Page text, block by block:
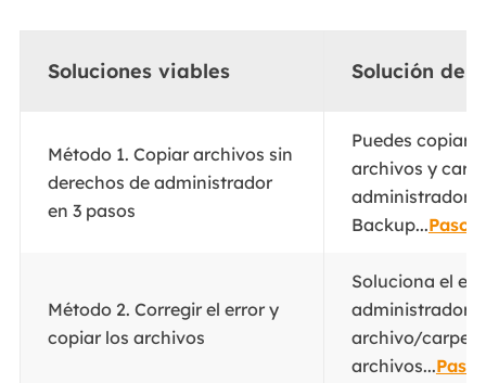
Soluciones viables Solución de
Método 1. Copiar archivos sin
derechos de administrador
en 3 pasos
Puedes copiar
archivos y
administrador
Backup...
Método 2. Corregir el error y
copiar los archivos
Soluciona el
administrador
archivo/
archivos...